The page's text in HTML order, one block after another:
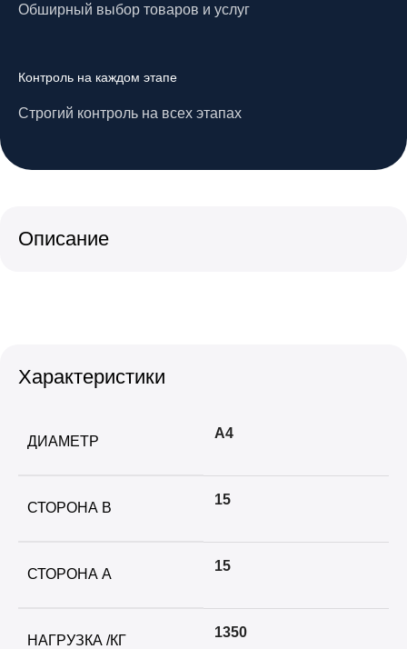
Обширный выбор товаров и услуг
Контроль на каждом этапе
Строгий контроль на всех этапах
Описание
Характеристики
ДИАМЕТР
А4
СТОРОНА B
15
СТОРОНА А
15
НАГРУЗКА /КГ
1350